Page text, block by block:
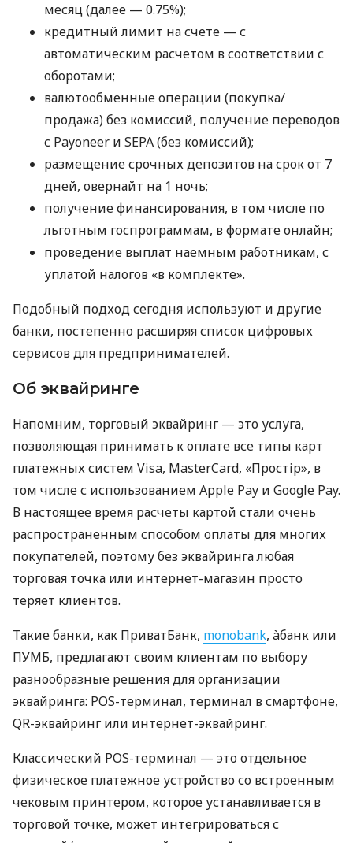
месяц (далее — 0.75%);
кредитный лимит на счете — с
автоматическим расчетом в соответствии с
оборотами;
валютообменные операции (покупка/
продажа) без комиссий, получение переводов
с Payoneer и SEPA (без комиссий);
размещение срочных депозитов на срок от 7
дней, овернайт на 1 ночь;
получение финансирования, в том числе по
льготным госпрограммам, в формате онлайн;
проведение выплат наемным работникам, с
уплатой налогов «в комплекте».
Подобный подход сегодня используют и другие
банки, постепенно расширяя список цифровых
сервисов для предпринимателей.
Об эквайринге
Напомним, торговый эквайринг — это услуга,
позволяющая принимать к оплате все типы карт
платежных систем Visa, MasterCard, «Простір», в
том числе с использованием Apple Pay и Google Pay.
В настоящее время расчеты картой стали очень
распространенным способом оплаты для многих
покупателей, поэтому без эквайринга любая
торговая точка или интернет-магазин просто
теряет клиентов.
Такие банки, как ПриватБанк, monobank, àбанк или
ПУМБ, предлагают своим клиентам по выбору
разнообразные решения для организации
эквайринга: POS-терминал, терминал в смартфоне,
QR-эквайринг или интернет-эквайринг.
Классический POS-терминал — это отдельное
физическое платежное устройство со встроенным
чековым принтером, которое устанавливается в
торговой точке, может интегрироваться с